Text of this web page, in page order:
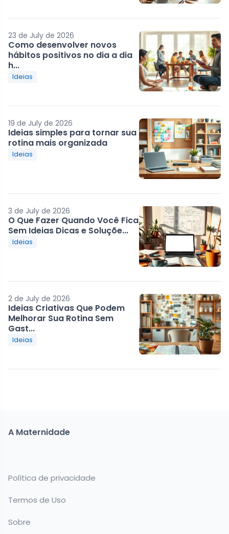
23 de July de 2026
Como desenvolver novos
hábitos positivos no dia a dia
h...
Ideias
19 de July de 2026
Ideias simples para tornar sua
rotina mais organizada
Ideias
3 de July de 2026
O Que Fazer Quando Você Fica
Sem Ideias Dicas e Soluçõe...
Ideias
2 de July de 2026
Ideias Criativas Que Podem
Melhorar Sua Rotina Sem
Gast...
Ideias
A Maternidade
Política de privacidade
Termos de Uso
Sobre